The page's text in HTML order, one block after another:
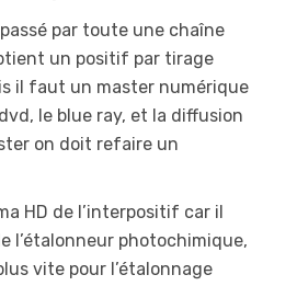
par toute une chaîne
un positif par tirage
il faut un master numérique
le blue ray, et la diffusion
on doit refaire un
HD de l’interpositif car il
l’étalonneur photochimique,
vite pour l’étalonnage